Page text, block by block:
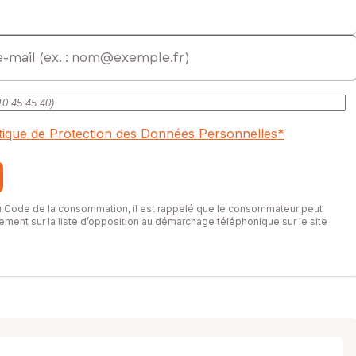
de Protection des Données Personnelles*
Code de la consommation, il est rappelé que le consommateur peut
sur la liste d’opposition au démarchage téléphonique sur le site